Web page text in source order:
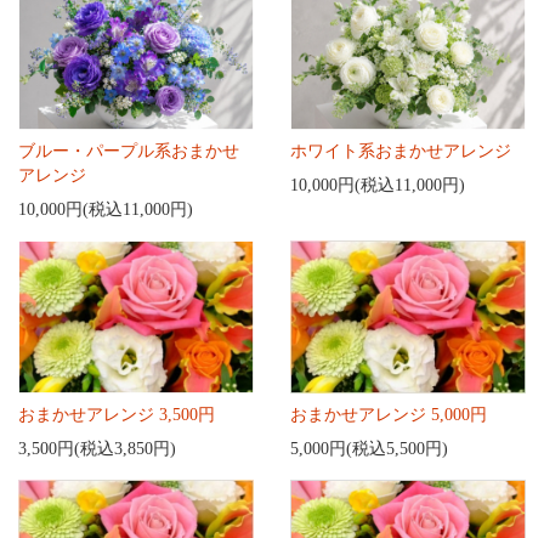
ブルー・パープル系おまかせ
アレンジ
10,000円(税込11,000円)
ホワイト系おまかせアレンジ
10,000円(税込11,000円)
おまかせアレンジ 3,500円
3,500円(税込3,850円)
おまかせアレンジ 5,000円
5,000円(税込5,500円)